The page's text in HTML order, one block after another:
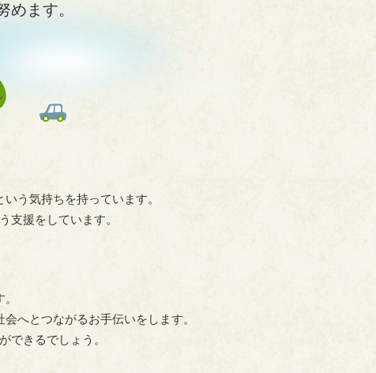
ます。
う気持ちを持っています。
支援をしています。
へとつながるお手伝いをします。
できるでしょう。